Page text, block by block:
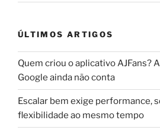
ÚLTIMOS ARTIGOS
Quem criou o aplicativo AJFans?
Google ainda não conta
Escalar bem exige performance,
flexibilidade ao mesmo tempo